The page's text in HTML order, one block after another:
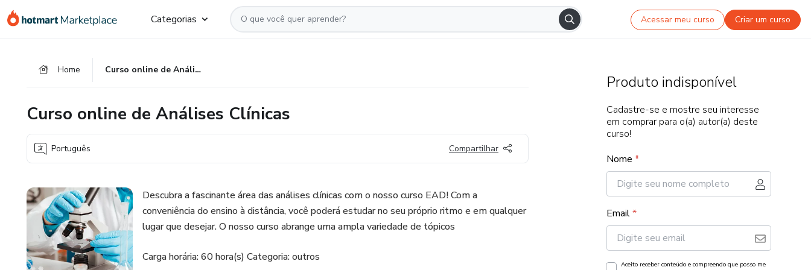
para
para
para
Categorias Acessar meu curso Criar um curso
Home Curso online de Análises Clínicas
Curso online de Análises Clínicas
Português Compartilhar
Descubra a fascinante área das análises clínicas com o nosso curso EAD! Com a
conveniência do ensino à distância, você poderá estudar no seu próprio ritmo e em qualquer
lugar que desejar. O nosso curso abrange uma ampla variedade de tópicos
Carga horária: 60 hora(s) Categoria: outros
Produto indisponível
Cadastre-se e mostre seu interesse
em comprar para o(a) autor(a) deste
curso!
Nome *
Email*
Aceito receber conteúdo e compreendo que posso me